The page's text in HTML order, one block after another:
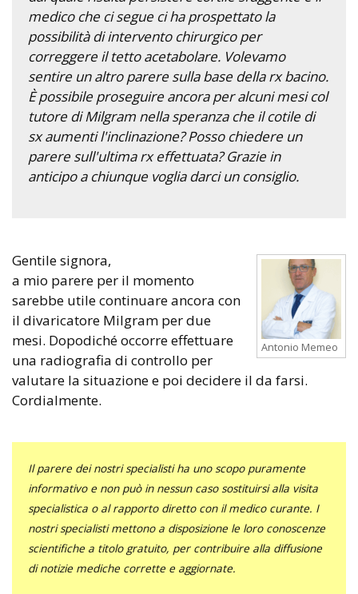
medico che ci segue ci ha prospettato la
possibilità di intervento chirurgico per
correggere il tetto acetabolare. Volevamo
sentire un altro parere sulla base della rx bacino.
È possibile proseguire ancora per alcuni mesi col
tutore di Milgram nella speranza che il cotile di
sx aumenti l'inclinazione? Posso chiedere un
parere sull'ultima rx effettuata? Grazie in
anticipo a chiunque voglia darci un consiglio.
Antonio Memeo
Gentile signora,
a mio parere per il momento
sarebbe utile continuare ancora con
il divaricatore Milgram per due
mesi. Dopodiché occorre effettuare
una radiografia di controllo per
valutare la situazione e poi decidere il da farsi.
Cordialmente.
Il parere dei nostri specialisti ha uno scopo puramente
informativo e non può in nessun caso sostituirsi alla visita
specialistica o al rapporto diretto con il medico curante. I
nostri specialisti mettono a disposizione le loro conoscenze
scientifiche a titolo gratuito, per contribuire alla diffusione
di notizie mediche corrette e aggiornate.